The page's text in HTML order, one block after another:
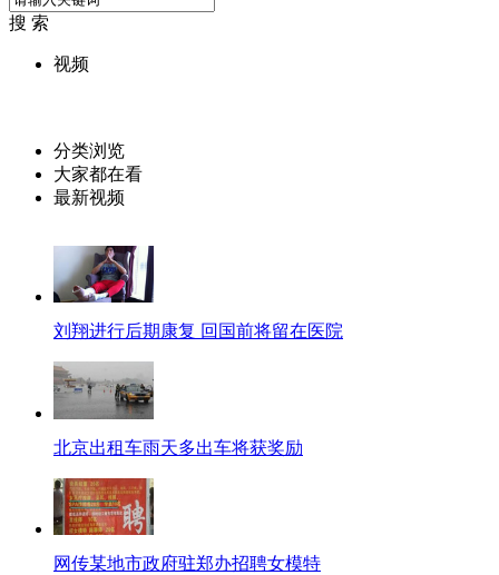
搜 索
视频
分类浏览
大家都在看
最新视频
刘翔进行后期康复 回国前将留在医院
北京出租车雨天多出车将获奖励
网传某地市政府驻郑办招聘女模特